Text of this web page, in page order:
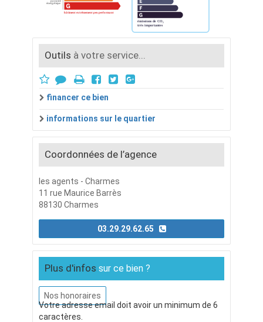
Outils à votre service...
financer ce bien
informations sur le quartier
Coordonnées de l’agence
les agents - Charmes
11 rue Maurice Barrès
88130 Charmes
Plus d'infos sur ce bien ?
Nos honoraires
Votre adresse email doit avoir un minimum de 6
caractères.